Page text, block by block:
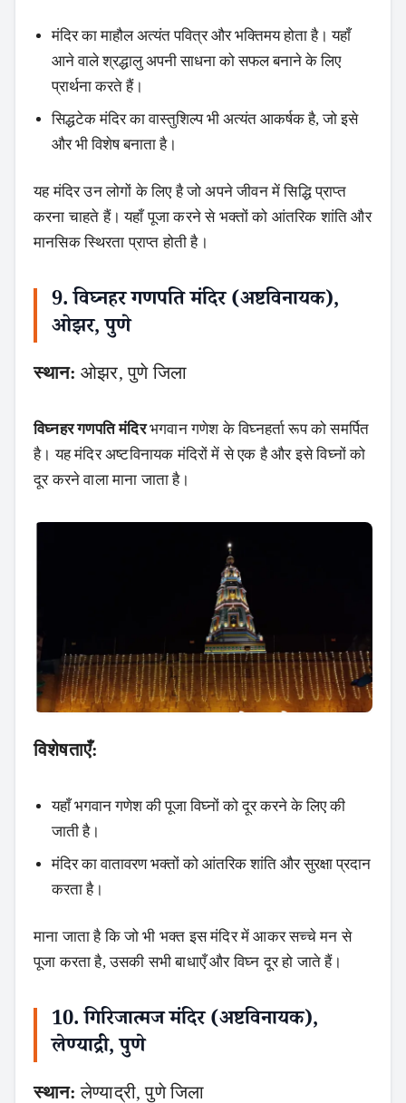
मंदिर का माहौल अत्यंत पवित्र और भक्तिमय होता है। यहाँ
आने वाले श्रद्धालु अपनी साधना को सफल बनाने के लिए
प्रार्थना करते हैं।
सिद्धटेक मंदिर का वास्तुशिल्प भी अत्यंत आकर्षक है, जो इसे
और भी विशेष बनाता है।
यह मंदिर उन लोगों के लिए है जो अपने जीवन में सिद्धि प्राप्त
करना चाहते हैं। यहाँ पूजा करने से भक्तों को आंतरिक शांति और
मानसिक स्थिरता प्राप्त होती है।
9. विघ्नहर गणपति मंदिर (अष्टविनायक),
ओझर, पुणे
स्थान: ओझर, पुणे जिला
विघ्नहर गणपति मंदिरभगवान गणेश के विघ्नहर्ता रूप को समर्पित
है। यह मंदिर अष्टविनायक मंदिरों में से एक है और इसे विघ्नों को
दूर करने वाला माना जाता है।
विशेषताएँ:
यहाँ भगवान गणेश की पूजा विघ्नों को दूर करने के लिए की
जाती है।
मंदिर का वातावरण भक्तों को आंतरिक शांति और सुरक्षा प्रदान
करता है।
माना जाता है कि जो भी भक्त इस मंदिर में आकर सच्चे मन से
पूजा करता है, उसकी सभी बाधाएँ और विघ्न दूर हो जाते हैं।
10. गिरिजात्मज मंदिर (अष्टविनायक),
लेण्याद्री, पुणे
स्थान: लेण्याद्री, पुणे जिला